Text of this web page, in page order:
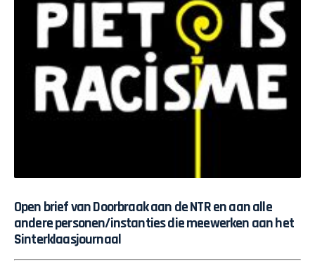
Open brief van Doorbraak aan de NTR en aan alle
andere personen/instanties die meewerken aan het
Sinterklaasjournaal